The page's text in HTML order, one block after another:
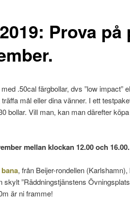
Prova
.50cal färgbollar, dvs ”low impact”
mål eller dina vänner. I ett
bollar. Vill man, kan man därefter
mellan klockan 12.00 och 16.00.
, från Beijer-rondellen
”Räddningstjänstens
är ni framme!